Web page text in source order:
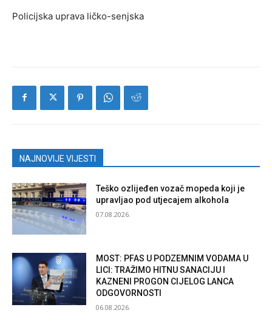
Policijska uprava ličko-senjska
NAJNOVIJE VIJESTI
Teško ozlijeđen vozač mopeda koji je
upravljao pod utjecajem alkohola
07.08.2026.
MOST: PFAS U PODZEMNIM VODAMA U
LICI: TRAŽIMO HITNU SANACIJU I
KAZNENI PROGON CIJELOG LANCA
ODGOVORNOSTI
06.08.2026.